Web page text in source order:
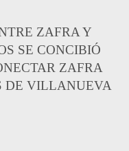
ZAFRA Y
SE CONCIBIÓ
ZAFRA
DE VILLANUEVA